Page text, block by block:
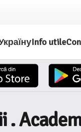
Info utile